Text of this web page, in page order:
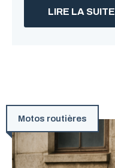
LIRE LA SUITE
Motos routières